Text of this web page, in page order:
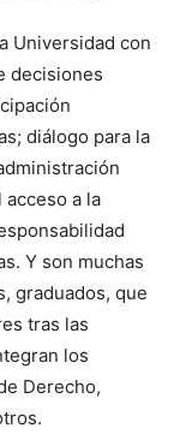
Universidad con
decisiones
diálogo para la
a la
Y son muchas
graduados, que
tras las
los
Derecho,